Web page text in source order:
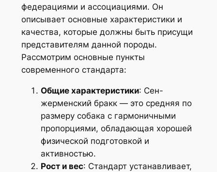
федерациями и ассоциациями. Он
описывает основные характеристики и
качества, которые должны быть присущи
представителям данной породы.
Рассмотрим основные пункты
современного стандарта:
Общие характеристики: Сен-
жерменский бракк — это средняя по
размеру собака с гармоничными
пропорциями, обладающая хорошей
физической подготовкой и
активностью.
Рост и вес: Стандарт устанавливает,